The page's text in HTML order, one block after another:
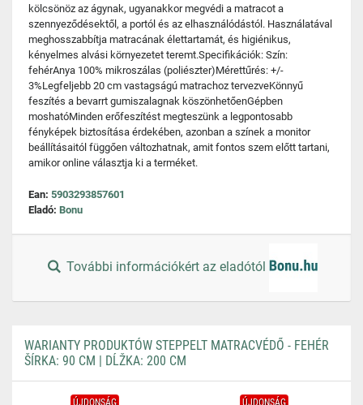
kölcsönöz az ágynak, ugyanakkor megvédi a matracot a
szennyeződésektől, a portól és az elhasználódástól. Használatával
meghosszabbítja matracának élettartamát, és higiénikus,
kényelmes alvási környezetet teremt.Specifikációk: Szín:
fehérAnya 100% mikroszálas (poliészter)Mérettűrés: +/-
3%Legfeljebb 20 cm vastagságú matrachoz tervezveKönnyű
feszítés a bevarrt gumiszalagnak köszönhetőenGépben
moshatóMinden erőfeszítést megteszünk a legpontosabb
fényképek biztosítása érdekében, azonban a színek a monitor
beállításaitól függően változhatnak, amit fontos szem előtt tartani,
amikor online választja ki a terméket.
Ean: 5903293857601
Eladó: Bonu
További információkért az eladótól
WARIANTY PRODUKTÓW STEPPELT MATRACVÉDŐ - FEHÉR
ŠÍRKA: 90 CM | DĹŽKA: 200 CM
ÚJDONSÁG ÚJDONSÁG